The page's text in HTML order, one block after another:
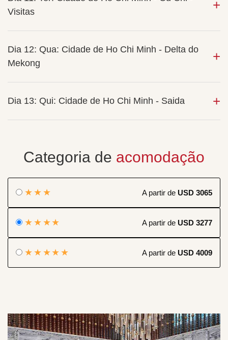
Visitas
Dia 12: Qua: Cidade de Ho Chi Minh - Delta do
Mekong
Dia 13: Qui: Cidade de Ho Chi Minh - Saida
Categoria de acomodação
★★★ A partir de USD 3065
★★★★ A partir de USD 3277
★★★★★ A partir de USD 4009